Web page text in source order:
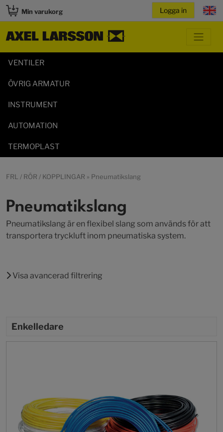
Min varukorg
VENTILER
ÖVRIG ARMATUR
INSTRUMENT
AUTOMATION
TERMOPLAST
FRL / RÖR / KOPPLINGAR » Pneumatikslang
Pneumatikslang
Pneumatikslang är en flexibel slang som används för att
transportera tryckluft inom pneumatiska system.
Visa avancerad filtrering
Enkelledare